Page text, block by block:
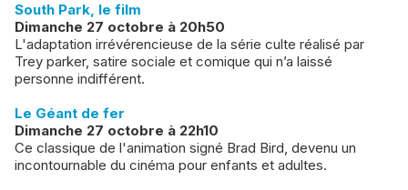
South Park, le film
Dimanche 27 octobre à 20h50
L'adaptation irrévérencieuse de la série culte réalisé par
Trey parker, satire sociale et comique qui n’a laissé
personne indifférent.
Le Géant de fer
Dimanche 27 octobre à 22h10
Ce classique de l'animation signé Brad Bird, devenu un
incontournable du cinéma pour enfants et adultes.